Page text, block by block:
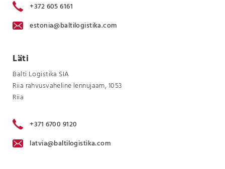
+372 605 6161
estonia@baltilogistika.com
Läti
Balti Logistika SIA
Riia rahvusvaheline lennujaam, 1053
Riia
+371 6700 9120
latvia@baltilogistika.com